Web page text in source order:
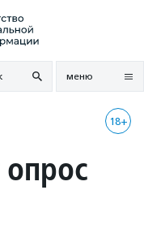
меню
18+